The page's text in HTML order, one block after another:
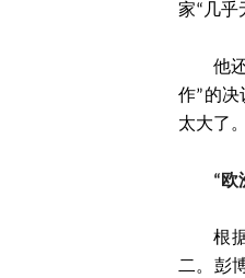
家“几乎
他
作”的决
太大了
“欧
根
二。彭